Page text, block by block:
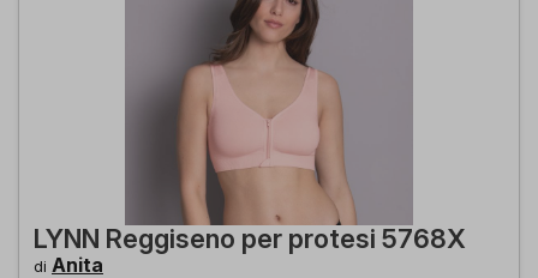
LYNN Reggiseno per protesi 5768X
di Anita